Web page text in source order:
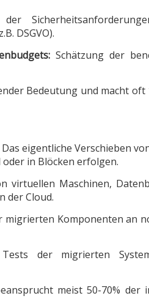
DSGVO).
Schätzung der
Bedeutung und macht oft
Das eigentliche Verschieben
in Blöcken erfolgen.
virtuellen Maschinen,
der Cloud.
migrierten Komponenten an
Tests der migrierten
meist 50-70% der